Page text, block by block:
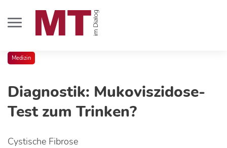
Medizin
Diagnostik: Mukoviszidose-
Test zum Trinken?
Cystische Fibrose